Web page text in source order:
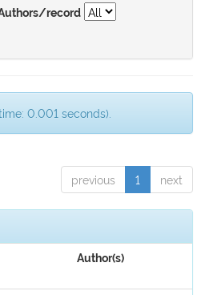
record
0.001 seconds).
previous 1 next
Author(s)